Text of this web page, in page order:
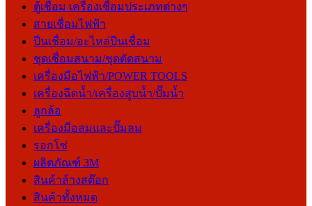
ตู้เชื่อม เครื่องเชื่อมประเภทต่างๆ
สายเชื่อมไฟฟ้า
ปืนเชื่อม/อะไหล่ปืนเชื่อม
ชุดเชื่อมสนาม/ชุดตัดสนาม
เครื่องมือไฟฟ้า/POWER TOOLS
เครื่องฉีดน้ำ/เครื่องสูบน้ำ/ปั๊มน้ำ
ลูกล้อ
เครื่องมือลมและปั๊มลม
รอกโซ่
ผลิตภัณฑ์ 3M
สินค้าล้างสต๊อก
สินค้าทั้งหมด